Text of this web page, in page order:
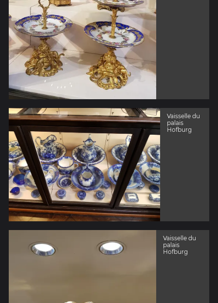
Vaisselle du
palais
Hofburg
Vaisselle du
palais
Hofburg